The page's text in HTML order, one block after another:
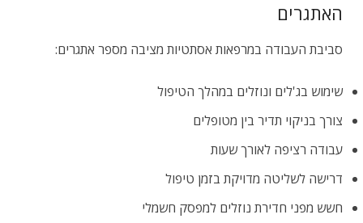
האתגרים
סביבת העבודה במרפאות אסתטיות מציבה מספר אתגרים:
שימוש בג'לים ונוזלים במהלך הטיפול
צורך בניקוי תדיר בין מטופלים
עבודה רציפה לאורך שעות
דרישה לשליטה מדויקת בזמן טיפול
חשש מפני חדירת נוזלים למפסק חשמלי